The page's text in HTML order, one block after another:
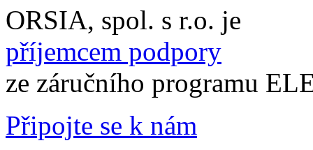
ORSIA, spol. s r.o. je
příjemcem podpory
ze záručního programu
Připojte se k nám